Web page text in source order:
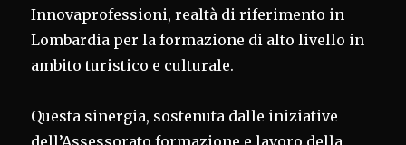
Innovaprofessioni, realtà di riferimento in
Lombardia per la formazione di alto livello in
ambito turistico e culturale.
Questa sinergia, sostenuta dalle iniziative